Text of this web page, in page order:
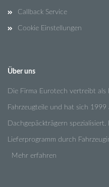
Callback Service
Cookie Einstellungen
Über uns
Die Firma Eurotech vertreibt
Fahrzeugteile und hat sich
Dachgepäckträgern
Lieferprogramm durch
Mehr erfahren